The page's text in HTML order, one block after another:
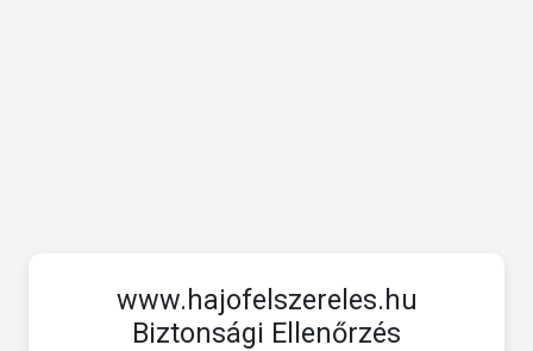
www.hajofelszereles.hu
Biztonsági Ellenőrzés